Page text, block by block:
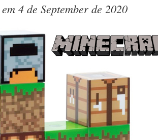
em 4 de September de 2020